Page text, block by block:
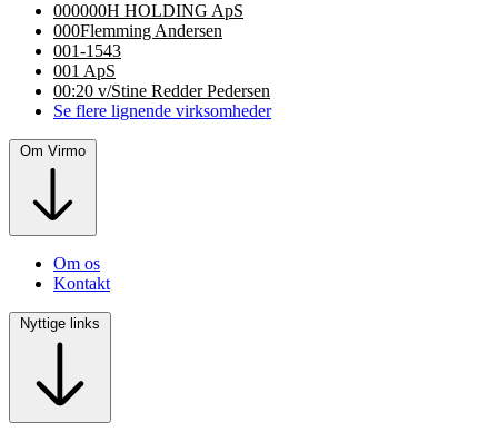
000000H HOLDING ApS
000Flemming Andersen
001-1543
001 ApS
00:20 v/Stine Redder Pedersen
Se flere lignende virksomheder
Om Virmo
Om os
Kontakt
Nyttige links